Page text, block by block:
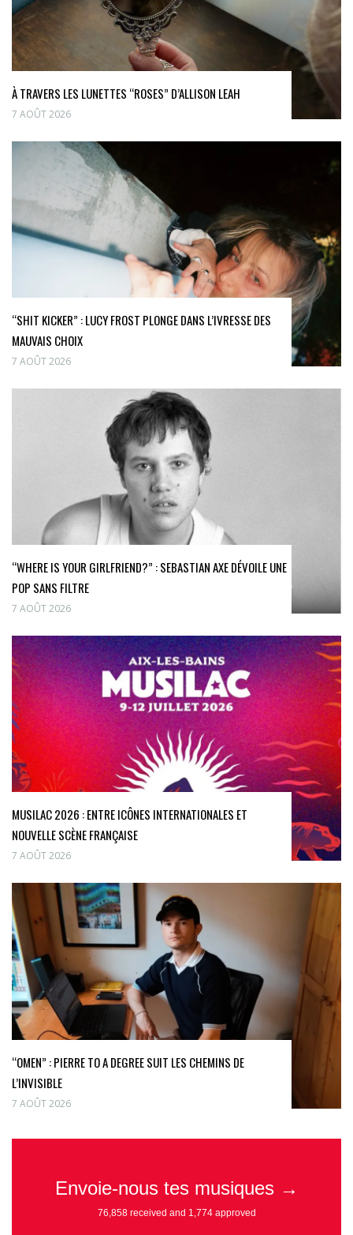
À TRAVERS LES LUNETTES “ROSES” D’ALLISON LEAH
7 AOÛT 2026
“SHIT KICKER” : LUCY FROST PLONGE DANS L’IVRESSE DES
MAUVAIS CHOIX
7 AOÛT 2026
“WHERE IS YOUR GIRLFRIEND?” : SEBASTIAN AXE DÉVOILE UNE
POP SANS FILTRE
7 AOÛT 2026
MUSILAC 2026 : ENTRE ICÔNES INTERNATIONALES ET
NOUVELLE SCÈNE FRANÇAISE
7 AOÛT 2026
“OMEN” : PIERRE TO A DEGREE SUIT LES CHEMINS DE
L’INVISIBLE
7 AOÛT 2026